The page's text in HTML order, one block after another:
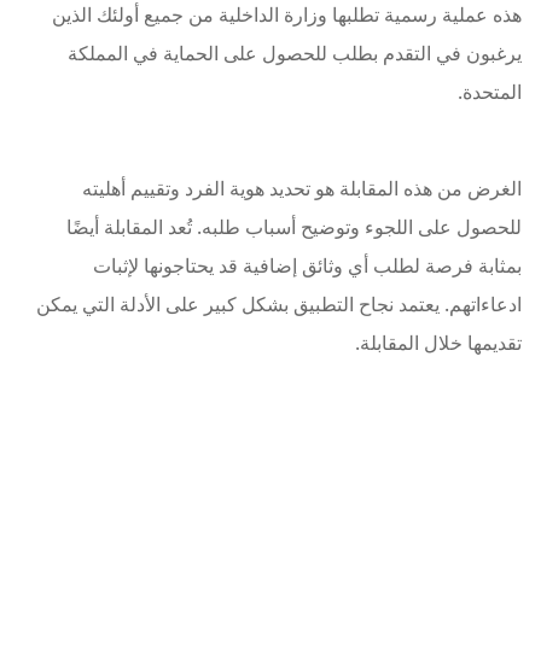
هذه عملية رسمية تطلبها وزارة الداخلية من جميع أولئك الذين
يرغبون في التقدم بطلب للحصول على الحماية في المملكة
المتحدة.
الغرض من هذه المقابلة هو تحديد هوية الفرد وتقييم أهليته
للحصول على اللجوء وتوضيح أسباب طلبه. تُعد المقابلة أيضًا
بمثابة فرصة لطلب أي وثائق إضافية قد يحتاجونها لإثبات
ادعاءاتهم. يعتمد نجاح التطبيق بشكل كبير على الأدلة التي يمكن
تقديمها خلال المقابلة.